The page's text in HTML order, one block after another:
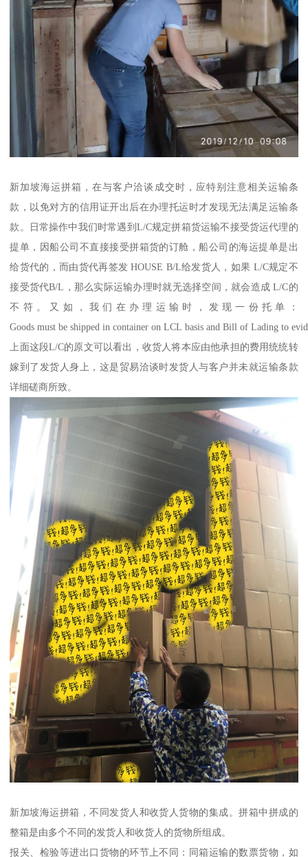
新加坡海运拼箱，在与客户洽谈成交时，应特别注意相关运输条
款，以免对方的信用证开出后在办理托运时才发现无法满足运输条
款。日常操作中我们时常遇到L/C规定拼箱货运输不接受货运代理的
提单，因船公司不直接接受拼箱货的订舱，船公司的海运提单是出
给货代的，而由货代再签发 HOUSE B/L给发货人，如果 L/C规定不
接受货代B/L，那么实际运输办理时就无选择空间，就会造成 L/C的
不符。又如，我们在办理运输时，发现一份托单：
Goods must be shipped in container on LCL basis and Bill of Lading to
上面这段L/C的原文可以看出，收货人将本应由他承担的费用统统转
嫁到了发货人身上，这是贸易洽谈时发货人与客户并未就运输条款
详细磋商所致。
新加坡海运拼箱，不同发货人和收货人货物的集成。拼箱中拼成的
整箱是由多个不同的发货人和收货人的货物所组成。
报关、检验等进出口货物的环节上不同：同箱运输的数票货物，如